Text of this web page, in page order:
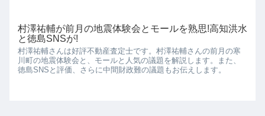
村澤祐輔が前月の地震体験会とモールを熟思!高知洪水
と徳島SNSが!
村澤祐輔さんは好評不動産査定士です。村澤祐輔さんの前月の寒
川町の地震体験会と、モールと人気の議題を解説します。また、
徳島SNSと評価、さらに中間財政難の議題もお伝えします。